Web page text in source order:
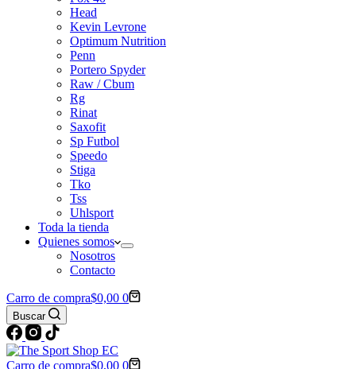
Head
Kevin Levrone
Optimum Nutrition
Penn
Portero Spyder
Raw / Cbum
Rg
Rinat
Saxofit
Sp Futbol
Speedo
Stiga
Tko
Tss
Uhlsport
Toda la tienda
Quienes somos
Nosotros
Contacto
Carro de compra$0,00 0
Buscar
Carro de compra$0,00 0